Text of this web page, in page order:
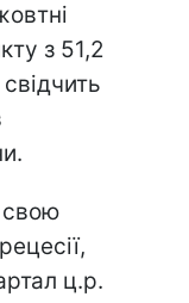
з 51,2
свою
ц.р.